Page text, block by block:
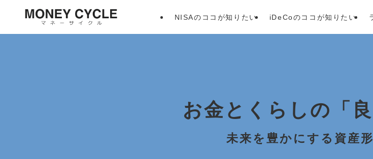
NISAのココが知りたい iDeCoのココが知りたい
お金とくらしの「
未来を豊かにする資産